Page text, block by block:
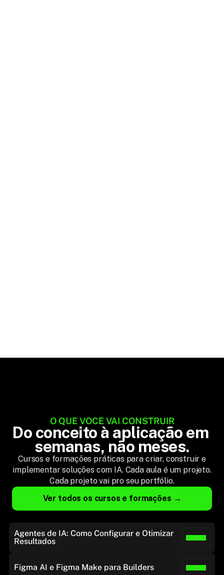
O QUE VOCÊ VAI CONSTRUIR
Do conceito à aplicação em
semanas, não meses.
Cursos e formações práticas para criar, construir e
implementar soluções com IA. Cada aula é um projeto.
Cada projeto vai pro seu portfólio.
Ver todos os cursos e formações →
Agentes de IA: Como Configurar e Otimizar
Resultados
Figma AI e Figma Make para Builders